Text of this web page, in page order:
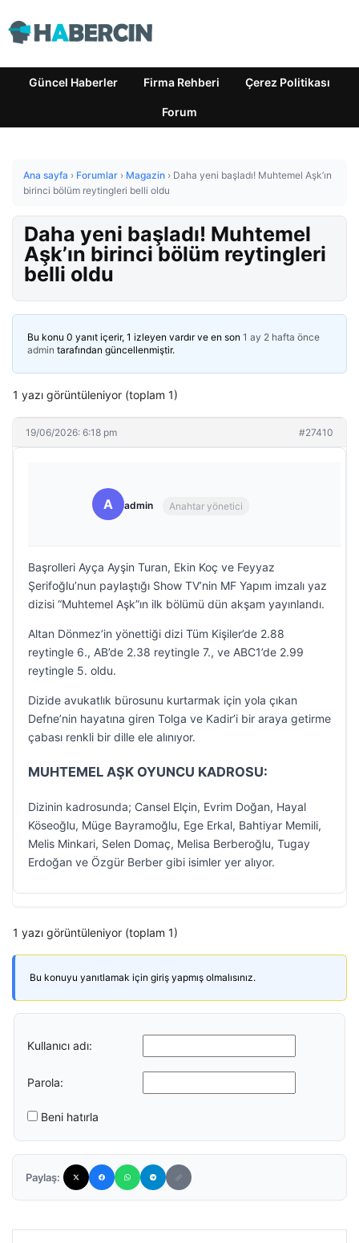
Güncel Haberler Firma Rehberi Çerez Politikası
Forum
Ana sayfa › Forumlar › Magazin › Daha yeni başladı! Muhtemel Aşk’ın
birinci bölüm reytingleri belli oldu
Daha yeni başladı! Muhtemel
Aşk’ın birinci bölüm reytingleri
belli oldu
Bu konu 0 yanıt içerir, 1 izleyen vardır ve en son 1 ay 2 hafta önce
admin tarafından güncellenmiştir.
1 yazı görüntüleniyor (toplam 1)
19/06/2026: 6:18 pm #27410
A admin Anahtar yönetici
Başrolleri Ayça Ayşin Turan, Ekin Koç ve Feyyaz
Şerifoğlu’nun paylaştığı Show TV’nin MF Yapım imzalı yaz
dizisi “Muhtemel Aşk”ın ilk bölümü dün akşam yayınlandı.
Altan Dönmez’in yönettiği dizi Tüm Kişiler’de 2.88
reytingle 6., AB’de 2.38 reytingle 7., ve ABC1’de 2.99
reytingle 5. oldu.
Dizide avukatlık bürosunu kurtarmak için yola çıkan
Defne’nin hayatına giren Tolga ve Kadir’i bir araya getirme
çabası renkli bir dille ele alınıyor.
MUHTEMEL AŞK OYUNCU KADROSU:
Dizinin kadrosunda; Cansel Elçin, Evrim Doğan, Hayal
Köseoğlu, Müge Bayramoğlu, Ege Erkal, Bahtiyar Memili,
Melis Minkari, Selen Domaç, Melisa Berberoğlu, Tugay
Erdoğan ve Özgür Berber gibi isimler yer alıyor.
1 yazı görüntüleniyor (toplam 1)
Bu konuyu yanıtlamak için giriş yapmış olmalısınız.
Kullanıcı adı:
Parola:
Beni hatırla
Paylaş: